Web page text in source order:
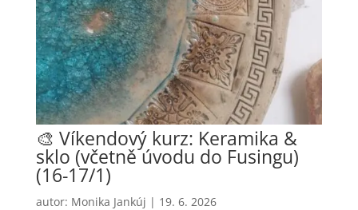
🎨 Víkendový kurz: Keramika &
sklo (včetně úvodu do Fusingu)
(16-17/1)
autor: Monika Jankúj | 19. 6. 2026